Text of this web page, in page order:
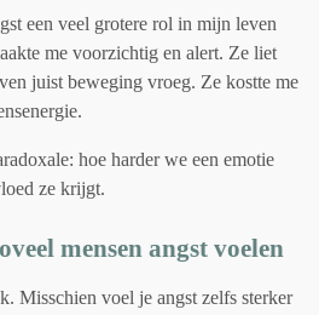
een veel grotere rol in mijn leven
me voorzichtig en alert. Ze liet
juist beweging vroeg. Ze kostte me
hoe harder we een emotie
ze krijgt.
mensen angst voelen
Misschien voel je angst zelfs sterker